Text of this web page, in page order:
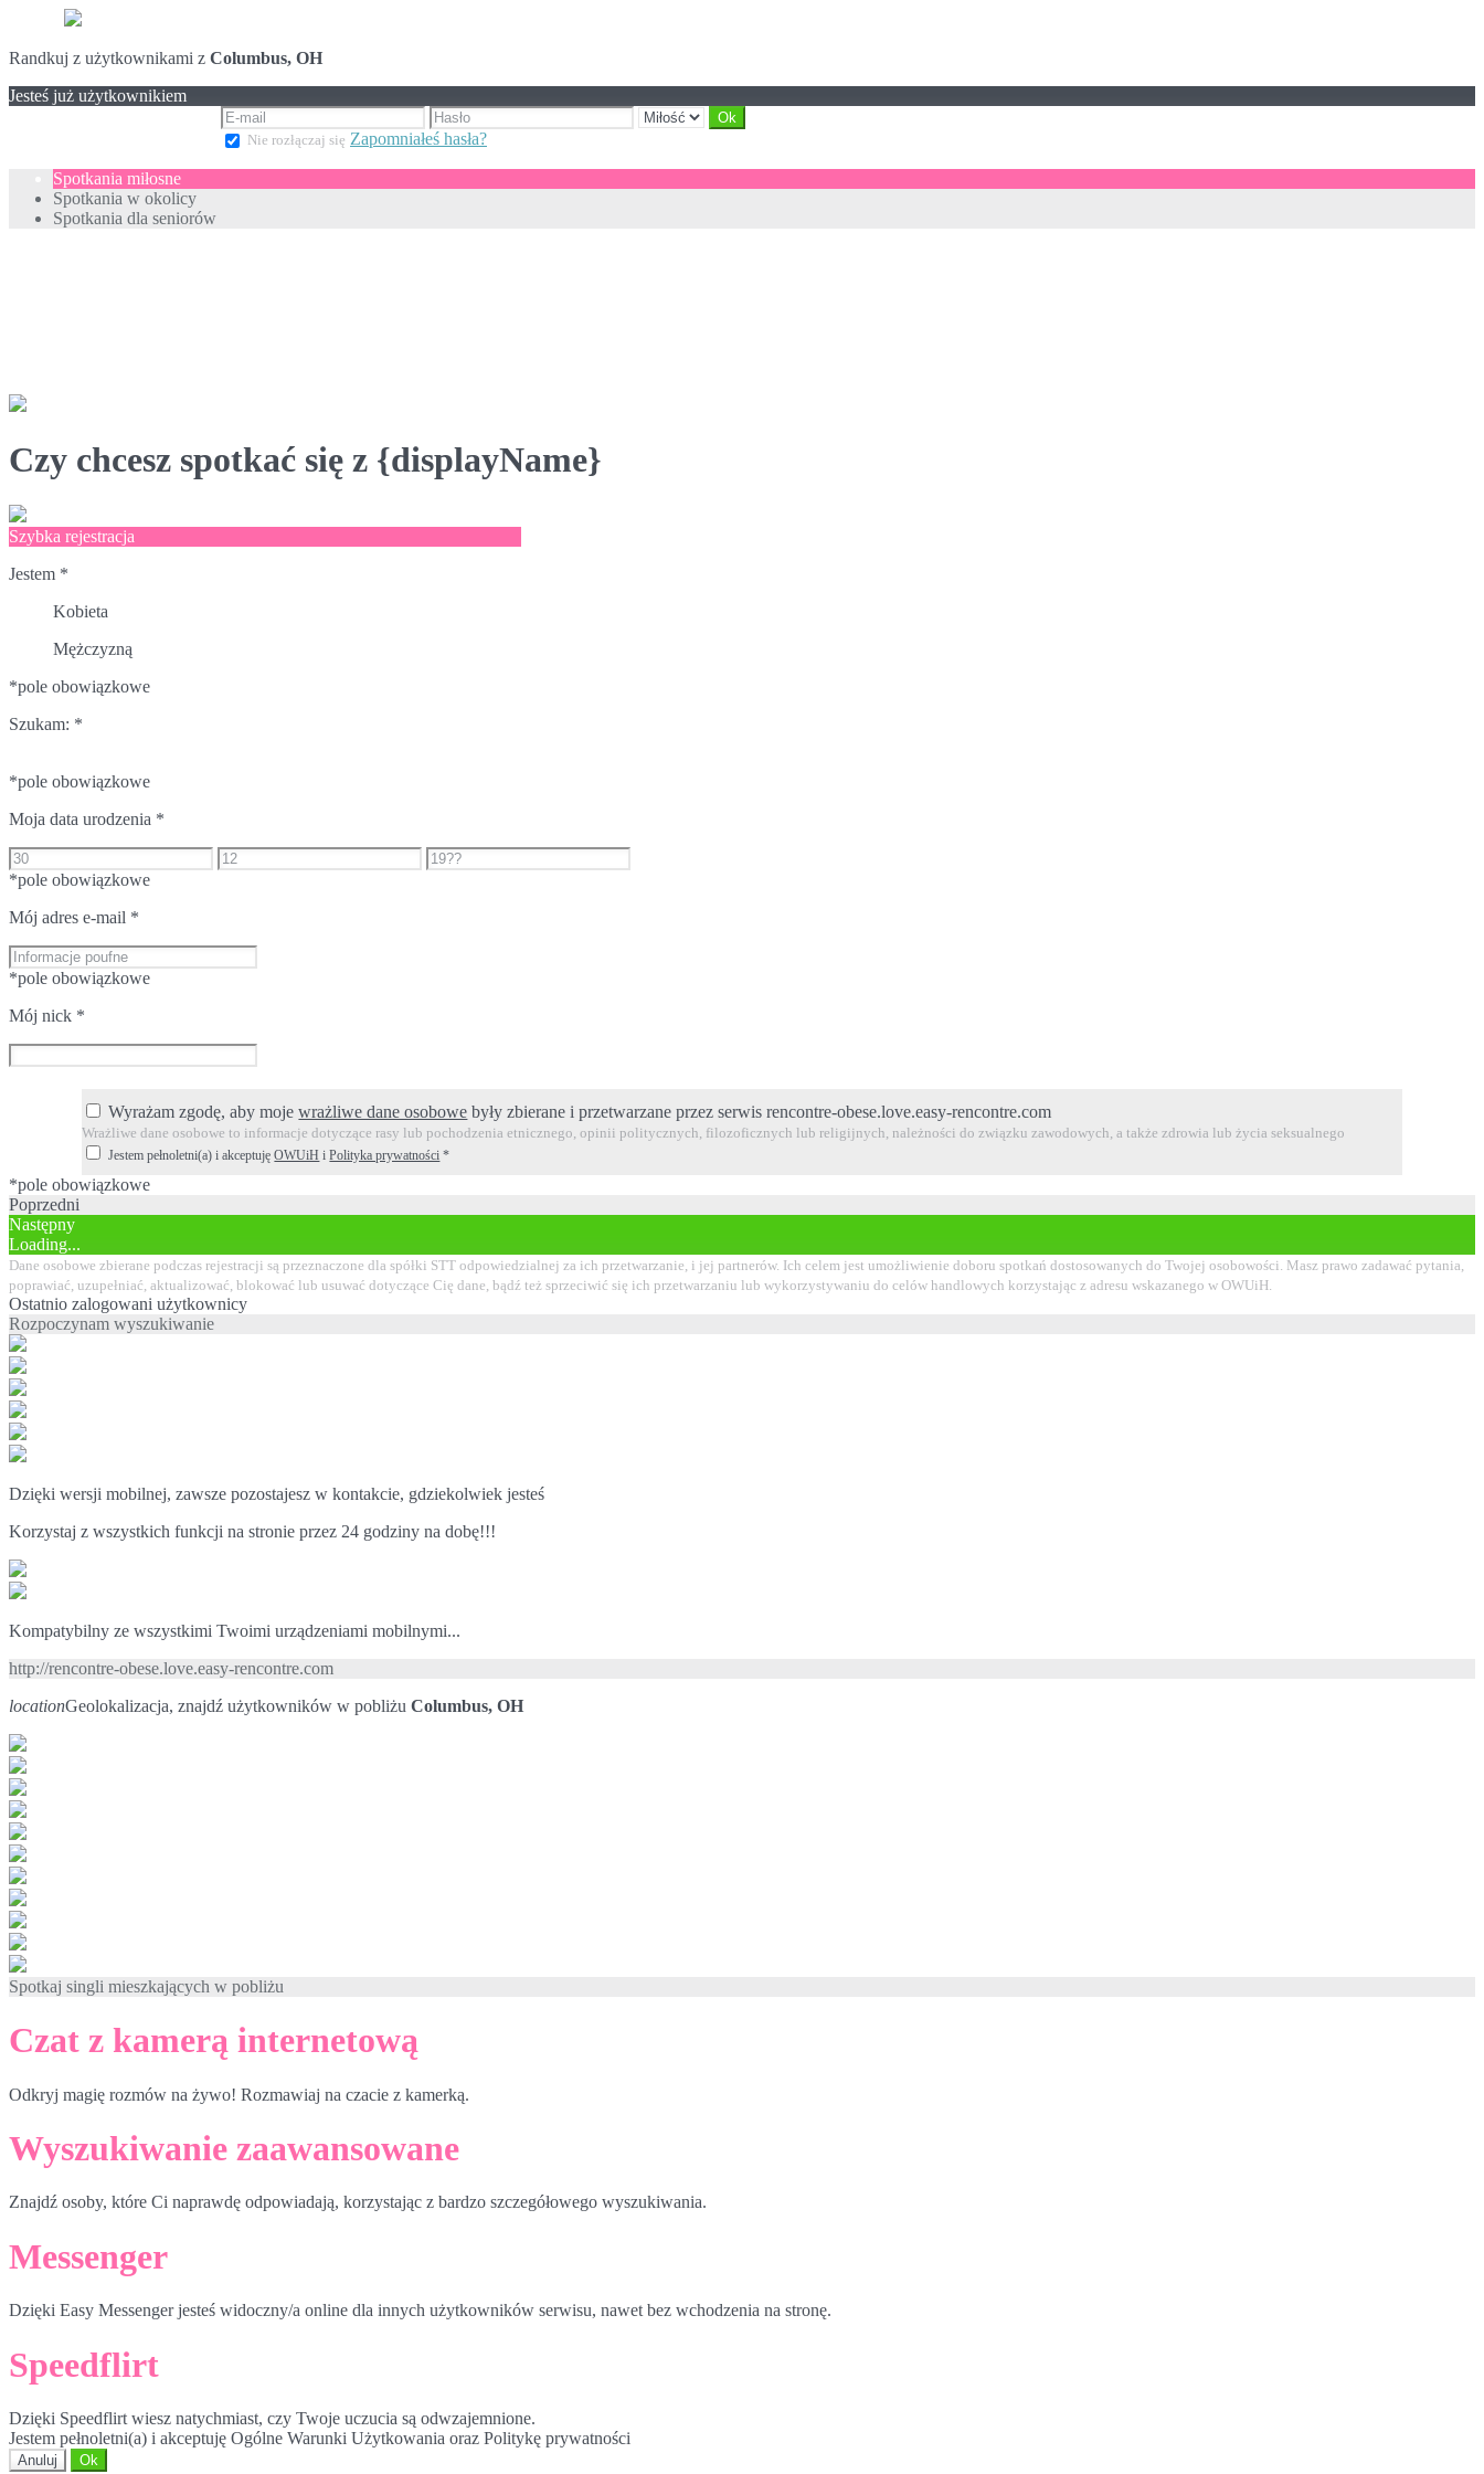
Randkuj z użytkownikami z Columbus, OH
Jesteś już użytkownikiem
Nie rozłączaj się Zapomniałeś hasła?
Spotkania miłosne
Spotkania w okolicy
Spotkania dla seniorów
Czy chcesz spotkać się z {displayName}
Szybka rejestracja
Jestem *
Kobieta
Mężczyzną
*pole obowiązkowe
Szukam: *
*pole obowiązkowe
Moja data urodzenia *
*pole obowiązkowe
Mój adres e-mail *
*pole obowiązkowe
Mój nick *
Wyrażam zgodę, aby mojewrażliwe dane osobowe były zbierane i przetwarzane przez serwis rencontre-obese.love.easy-rencontre.com
Wrażliwe dane osobowe to informacje dotyczące rasy lub pochodzenia etnicznego, opinii politycznych, filozoficznych lub religijnych, należności do związku zawodowych, a także zdrowia lub życia seksualnego
Jestem pełnoletni(a) i akceptujęOWUiH iPolityka prywatności *
*pole obowiązkowe
Poprzedni
Następny
Loading...
Dane osobowe zbierane podczas rejestracji są przeznaczone dla spółki STT odpowiedzialnej za ich przetwarzanie, i jej partnerów. Ich celem jest umożliwienie doboru spotkań dostosowanych do Twojej osobowości. Masz prawo zadawać pytania,
poprawiać, uzupełniać, aktualizować, blokować lub usuwać dotyczące Cię dane, bądź też sprzeciwić się ich przetwarzaniu lub wykorzystywaniu do celów handlowych korzystając z adresu wskazanego w OWUiH.
Ostatnio zalogowani użytkownicy
Rozpoczynam wyszukiwanie
Dzięki wersji mobilnej, zawsze pozostajesz w kontakcie, gdziekolwiek jesteś
Korzystaj z wszystkich funkcji na stronie przez 24 godziny na dobę!!!
Kompatybilny ze wszystkimi Twoimi urządzeniami mobilnymi...
http://rencontre-obese.love.easy-rencontre.com
locationGeolokalizacja, znajdź użytkowników w pobliżu Columbus, OH
Spotkaj singli mieszkających w pobliżu
Czat z kamerą internetową
Odkryj magię rozmów na żywo! Rozmawiaj na czacie z kamerką.
Wyszukiwanie zaawansowane
Znajdź osoby, które Ci naprawdę odpowiadają, korzystając z bardzo szczegółowego wyszukiwania.
Messenger
Dzięki Easy Messenger jesteś widoczny/a online dla innych użytkowników serwisu, nawet bez wchodzenia na stronę.
Speedflirt
Dzięki Speedflirt wiesz natychmiast, czy Twoje uczucia są odwzajemnione.
Jestem pełnoletni(a) i akceptuję Ogólne Warunki Użytkowania oraz Politykę prywatności
Anuluj Ok